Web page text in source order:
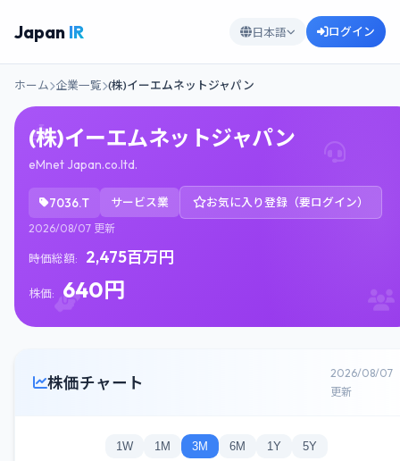
Japan IR 日本語 ログイン
ホーム 企業一覧 (株)イーエムネットジャパン
(株)イーエムネットジャパン
eMnet Japan.co.ltd.
7036.T サービス業 お気に入り登録（要ログイン）
2026/08/07 更新
時価総額: 2,475百万円
株価: 640円
株価チャート
2026/08/07
更新
1W 1M 3M 6M 1Y 5Y